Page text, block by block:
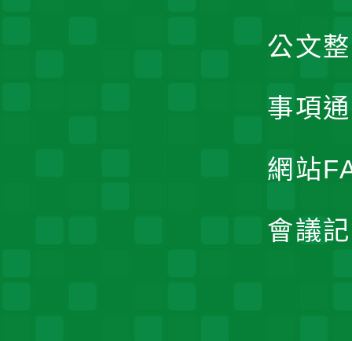
公文
事項
網站
會議